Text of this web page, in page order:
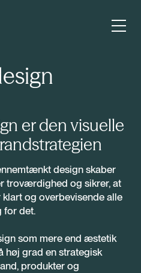
er den visuelle
design skaber
troværdighed og sikrer, at
og overbevisende alle
for det.
som mere end æstetik
høj grad en strategisk
produkter og